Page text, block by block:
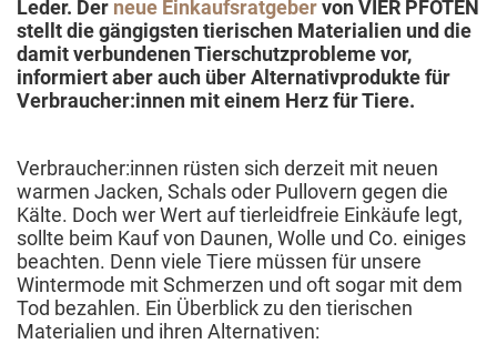
Leder. Der neue Einkaufsratgebervon VIER PFOTEN
stellt die gängigsten tierischen Materialien und die
damit verbundenen Tierschutzprobleme vor,
informiert aber auch über Alternativprodukte für
Verbraucher:innen mit einem Herz für Tiere.
Verbraucher:innen rüsten sich derzeit mit neuen
warmen Jacken, Schals oder Pullovern gegen die
Kälte. Doch wer Wert auf tierleidfreie Einkäufe legt,
sollte beim Kauf von Daunen, Wolle und Co. einiges
beachten. Denn viele Tiere müssen für unsere
Wintermode mit Schmerzen und oft sogar mit dem
Tod bezahlen. Ein Überblick zu den tierischen
Materialien und ihren Alternativen: